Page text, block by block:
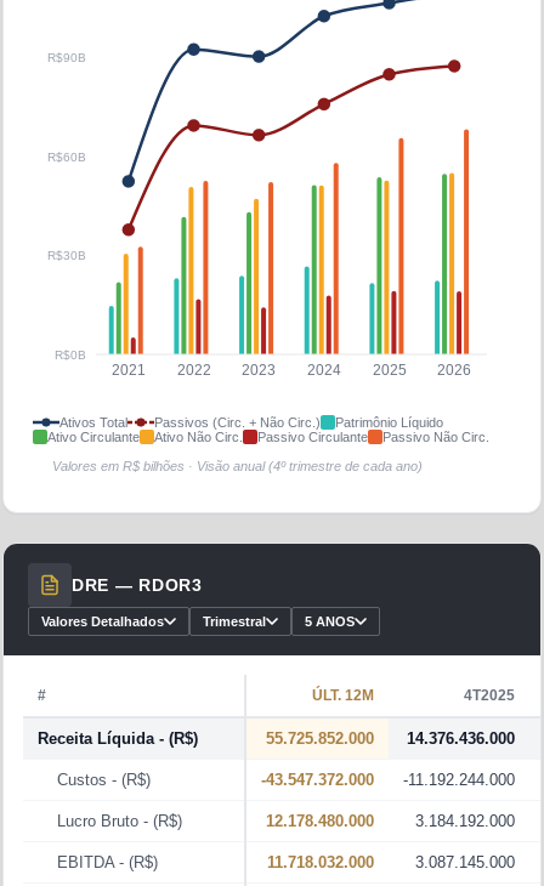
2021 2022 2023 2024 2025 2026
R$0B
R$30B
R$60B
R$90B
Ativos Total Passivos (Circ. + Não Circ.)
Patrimônio Líquido
Ativo Circulante
Ativo Não Circ. Passivo Circulante
Passivo Não Circ.
Valores em R$ bilhões · Visão anual (4º trimestre de cada ano)
DRE — RDOR3
Valores Detalhados Trimestral 5 ANOS
# ÚLT. 12M 4T2025
Receita Líquida- (R$) 55.725.852.000 14.376.436.000
Custos - (R$) -43.547.372.000 -11.192.244.000
Lucro Bruto - (R$) 12.178.480.000 3.184.192.000
EBITDA- (R$) 11.718.032.000 3.087.145.000